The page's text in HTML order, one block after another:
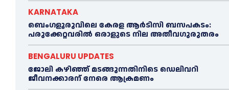
KARNATAKA
ബെംഗളൂരുവിലെ കേരള ആര്‍ടിസി ബസപകടം:
പരുക്കേറ്റവരില്‍ ഒരാളുടെ നില അതീവഗുരുതരം
BENGALURU UPDATES
ജോലി കഴിഞ്ഞ് മടങ്ങുന്നതിനിടെ ഡെലിവറി
ജീവനക്കാരന് നേരെ ആക്രമണം